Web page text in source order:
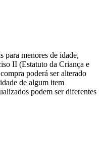
para menores de idade,
II (Estatuto da Criança e
poderá ser alterado
de algum item
podem ser diferentes